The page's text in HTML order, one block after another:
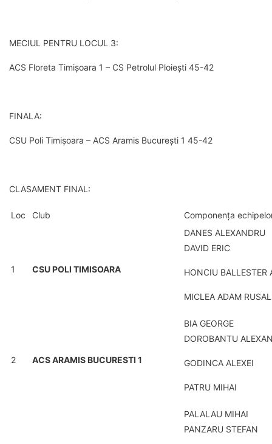
MECIUL PENTRU LOCUL 3:
ACS Floreta Timișoara 1 – CS Petrolul Ploiești 45-42
FINALA:
CSU Poli Timișoara – ACS Aramis București 1 45-42
CLASAMENT FINAL:
Loc Club Componența
1 CSU POLI TIMISOARA
DANES ALEXANDRU
DAVID ERIC
HONCIU BALLESTER
MICLEA ADAM
2 ACS ARAMIS BUCURESTI 1
BIA GEORGE
DOROBANTU
GODINCA ALEXEI
PATRU MIHAI
PALALAU MIHAI
PANZARU STEFAN